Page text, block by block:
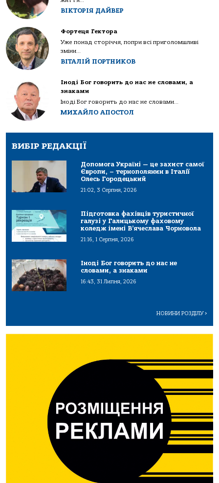
ВІКТОРІЯ ДАЙВЕР
Фортеця Гектора
Уже понад сторіччя, попри всі приголомшливі
зміни...
ВІТАЛІЙ ПОРТНИКОВ
Іноді Бог говорить до нас не словами, а
знаками
Іноді Бог говорить до нас не словами...
МИХАЙЛО АПОСТОЛ
ВИБІР РЕДАКЦІЇ
Допомога Україні — це захист самої
Європи, – тернополянин в Італії
Олесь Городецький
21:02, 3 Серпня, 2026
Підготовка фахівців туристичної
галузі у Галицькому фаховому
коледж імені В’ячеслава Чорновола
21:16, 1 Серпня, 2026
Іноді Бог говорить до нас не
словами, а знаками
16:43, 31 Липня, 2026
НОВИНИ РОЗДІЛУ>